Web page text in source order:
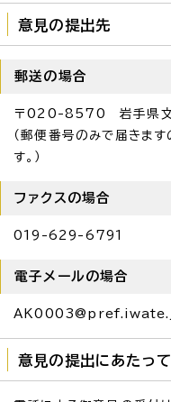
意見の提出先
郵送の場合
〒020-8570 岩手県文
（郵便番号のみで届きま
す。）
ファクスの場合
019-629-6791
電子メールの場合
意見の提出にあたっ